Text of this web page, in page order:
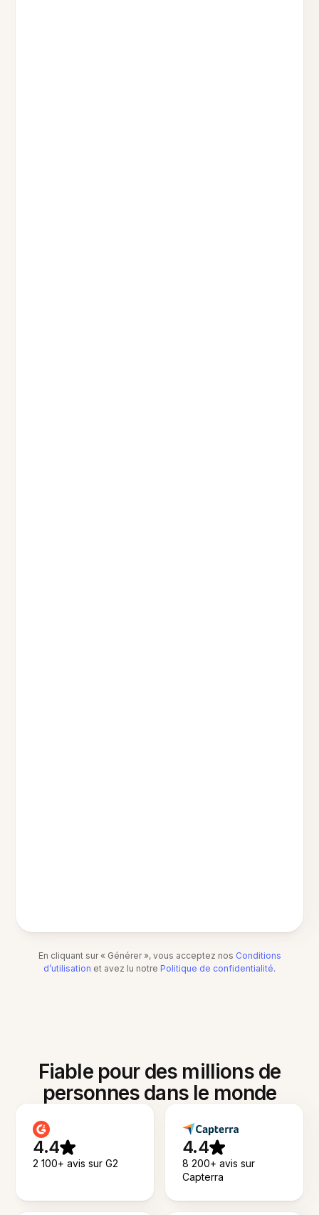
En cliquant sur « Générer », vous acceptez nos Conditions
d’utilisation et avez lu notre Politique de confidentialité.
Fiable pour des millions de
personnes dans le monde
4.4
2 100+ avis sur G2
4.4
8 200+ avis sur
Capterra